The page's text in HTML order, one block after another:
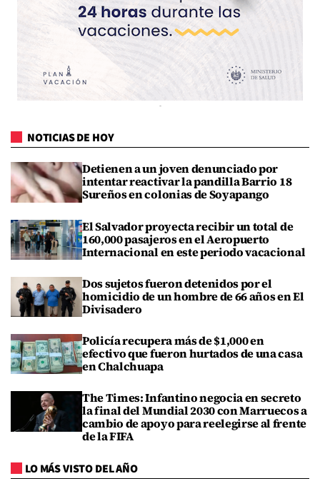
NOTICIAS DE HOY
Detienen a un joven denunciado por
intentar reactivar la pandilla Barrio 18
Sureños en colonias de Soyapango
El Salvador proyecta recibir un total de
160,000 pasajeros en el Aeropuerto
Internacional en este periodo vacacional
Dos sujetos fueron detenidos por el
homicidio de un hombre de 66 años en El
Divisadero
Policía recupera más de $1,000 en
efectivo que fueron hurtados de una casa
en Chalchuapa
The Times: Infantino negocia en secreto
la final del Mundial 2030 con Marruecos a
cambio de apoyo para reelegirse al frente
de la FIFA
LO MÁS VISTO DEL AÑO